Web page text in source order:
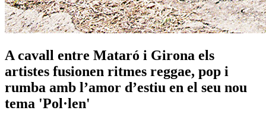
A cavall entre Mataró i Girona els
artistes fusionen ritmes reggae, pop i
rumba amb l’amor d’estiu en el seu nou
tema 'Pol·len'